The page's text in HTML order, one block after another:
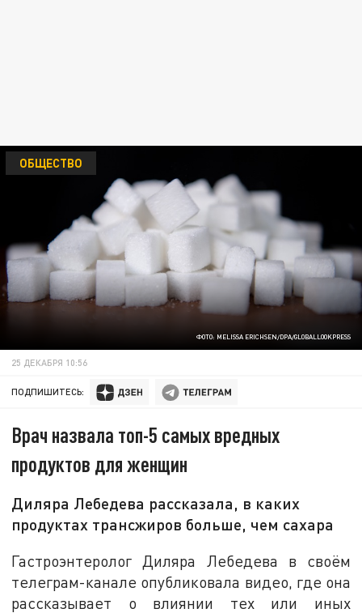
ФОТО: MELISSA ERICHSEN/DPA/GLOBALLOOKPRESS
ОБЩЕСТВО
25 ДЕКАБРЯ 10:56
ПОДПИШИТЕСЬ:
Врач назвала топ-5 самых вредных
продуктов для женщин
Диляра Лебедева рассказала, в каких
продуктах транcжиров больше, чем сахара
Гастроэнтеролог Диляра Лебедева в своём
телеграм-канале опубликовала видео, где она
рассказывает о влиянии тех или иных